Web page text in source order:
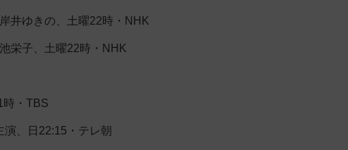
井ゆきの、土曜22時・NHK
栄子、土曜22時・NHK
時・TBS
演、日22:15・テレ朝